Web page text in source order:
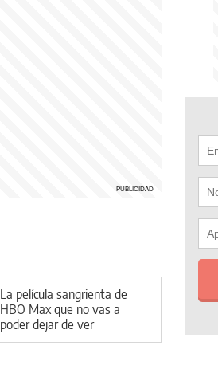
La película sangrienta de
HBO Max que no vas a
poder dejar de ver